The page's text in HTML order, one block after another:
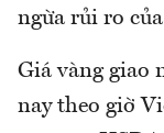
ngừa rủi ro
Giá vàng giao
nay theo giờ